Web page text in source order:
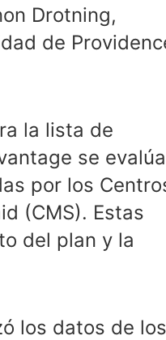
Drotning,
de
la lista de
se
por los
(CMS). Estas
del plan y la
los datos de los